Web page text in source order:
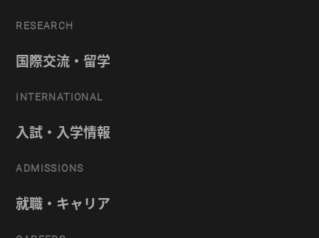
RESEARCH
国際交流・留学
INTERNATIONAL
入試・入学情報
ADMISSIONS
就職・キャリア